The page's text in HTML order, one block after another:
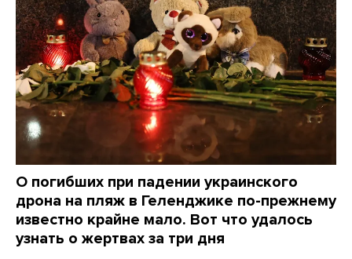
О погибших при падении украинского
дрона на пляж в Геленджике по-прежнему
известно крайне мало. Вот что удалось
узнать о жертвах за три дня